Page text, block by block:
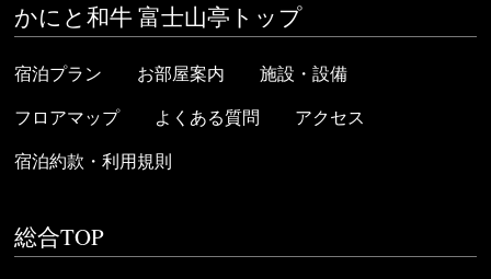
かにと和牛 富士山亭トップ
宿泊プラン お部屋案内
施設・設備
フロアマップ
よくある質問
アクセス
宿泊約款・利用規則
総合TOP